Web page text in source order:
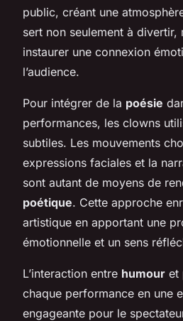
public, créant une
sert non seulement à divertir,
instaurer une connexion
l’audience.
Pour intégrer de la poésie
performances, les clowns
subtiles. Les mouvements
expressions faciales et la
sont autant de moyens de
poétique. Cette approche
artistique en apportant une
émotionnelle et un sens
L’interaction entre humour et
chaque performance en une
engageante pour le